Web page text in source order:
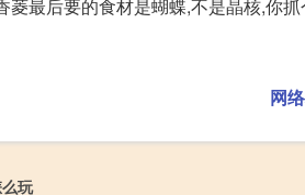
菱最后要的食材是蝴蝶,不是晶核,你
网
玩